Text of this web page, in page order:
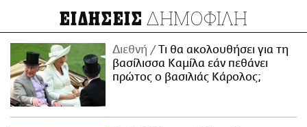
ΕΙΔΗΣΕΙΣ ΔΗΜΟΦΙΛΗ
Διεθνή
Τι θα ακολουθήσει για τη
βασίλισσα Καμίλα εάν πεθάνει
πρώτος ο βασιλιάς Κάρολος;